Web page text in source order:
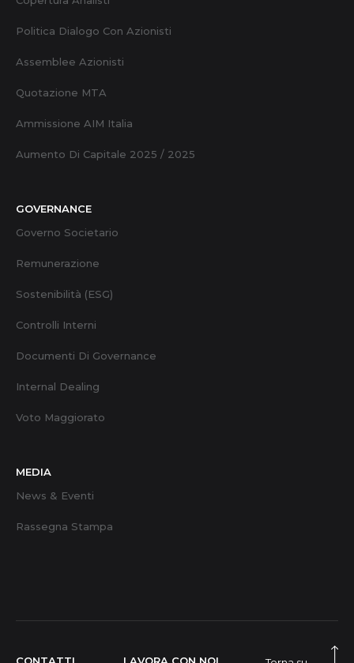
Politica Dialogo Con Azionisti
Assemblee Azionisti
Quotazione MTA
Ammissione AIM Italia
Aumento Di Capitale 2025 / 2025
GOVERNANCE
Governo Societario
Remunerazione
Sostenibilità (ESG)
Controlli Interni
Documenti Di Governance
Internal Dealing
Voto Maggiorato
MEDIA
News & Eventi
Rassegna Stampa
CONTATTI LAVORA CON NOI